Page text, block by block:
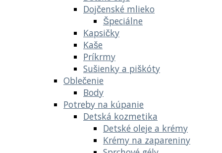
Dojčenské mlieko
Špeciálne
Kapsičky
Kaše
Príkrmy
Sušienky a piškóty
Oblečenie
Body
Potreby na kúpanie
Detská kozmetika
Detské oleje a krémy
Krémy na zapareniny